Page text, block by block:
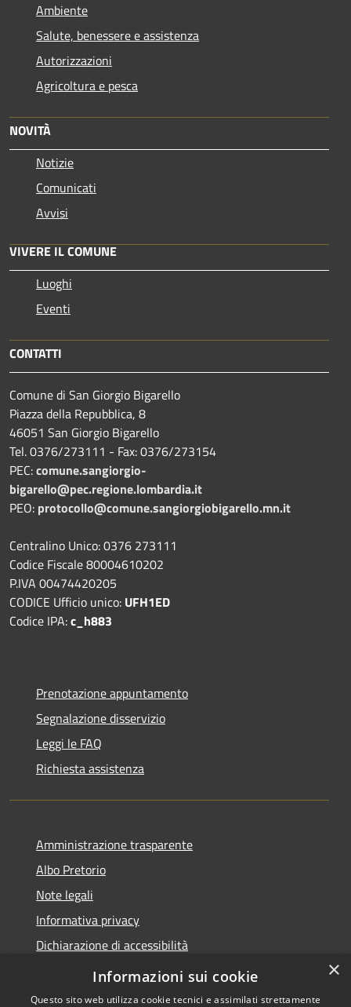
Ambiente
Salute, benessere e assistenza
Autorizzazioni
Agricoltura e pesca
NOVITÀ
Notizie
Comunicati
Avvisi
VIVERE IL COMUNE
Luoghi
Eventi
CONTATTI
Comune di San Giorgio Bigarello
Piazza della Repubblica, 8
46051 San Giorgio Bigarello
Tel. 0376/273111 - Fax: 0376/273154
PEC:comune.sangiorgio-
bigarello@pec.regione.lombardia.it
PEO: protocollo@comune.sangiorgiobigarello.mn.it
Centralino Unico: 0376 273111
Codice Fiscale 80004610202
P.IVA 00474420205
CODICE Ufficio unico: UFH1ED
Codice IPA:c_h883
Prenotazione appuntamento
Segnalazione disservizio
Leggi le FAQ
Richiesta assistenza
Amministrazione trasparente
Albo Pretorio
Note legali
Informativa privacy
Dichiarazione di accessibilità
Obiettivi di accessibilità
×
Informazioni sui cookie
Questo sito web utilizza cookie tecnici e assimilati strettamente